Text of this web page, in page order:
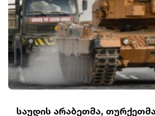
საუდის არაბეთმა,